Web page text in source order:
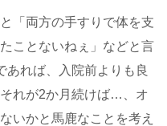
「両方の手すりで体を支
ことないねぇ」などと言
あれば、入院前よりも良
れが2か月続けば…、オ
いかと馬鹿なことを考え